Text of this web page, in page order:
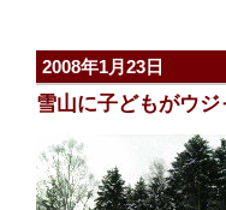
2008年1月23日
雪山に子どもがウジ